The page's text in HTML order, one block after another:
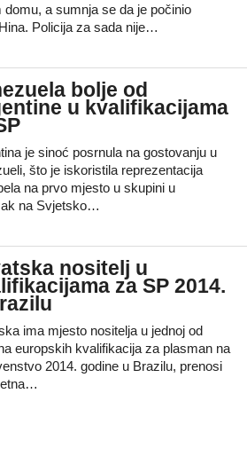
a sumnja se da je počinio
Policija za sada nije…
bolje od
u kvalifikacijama
je sinoć posrnula na gostovanju u
što je iskoristila reprezentacija
na prvo mjesto u skupini u
na Svjetsko…
nositelj u
za SP 2014.
ima mjesto nositelja u jednoj od
europskih kvalifikacija za plasman na
2014. godine u Brazilu, prenosi